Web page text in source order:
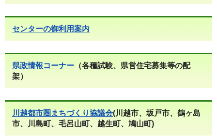
センターの御利用案内
県政情報コーナー （各種試験、県営住宅募集等の配
架）
川越都市圏まちづくり協議会(川越市、坂戸市、鶴ヶ島
市、川島町、毛呂山町、越生町、鳩山町)